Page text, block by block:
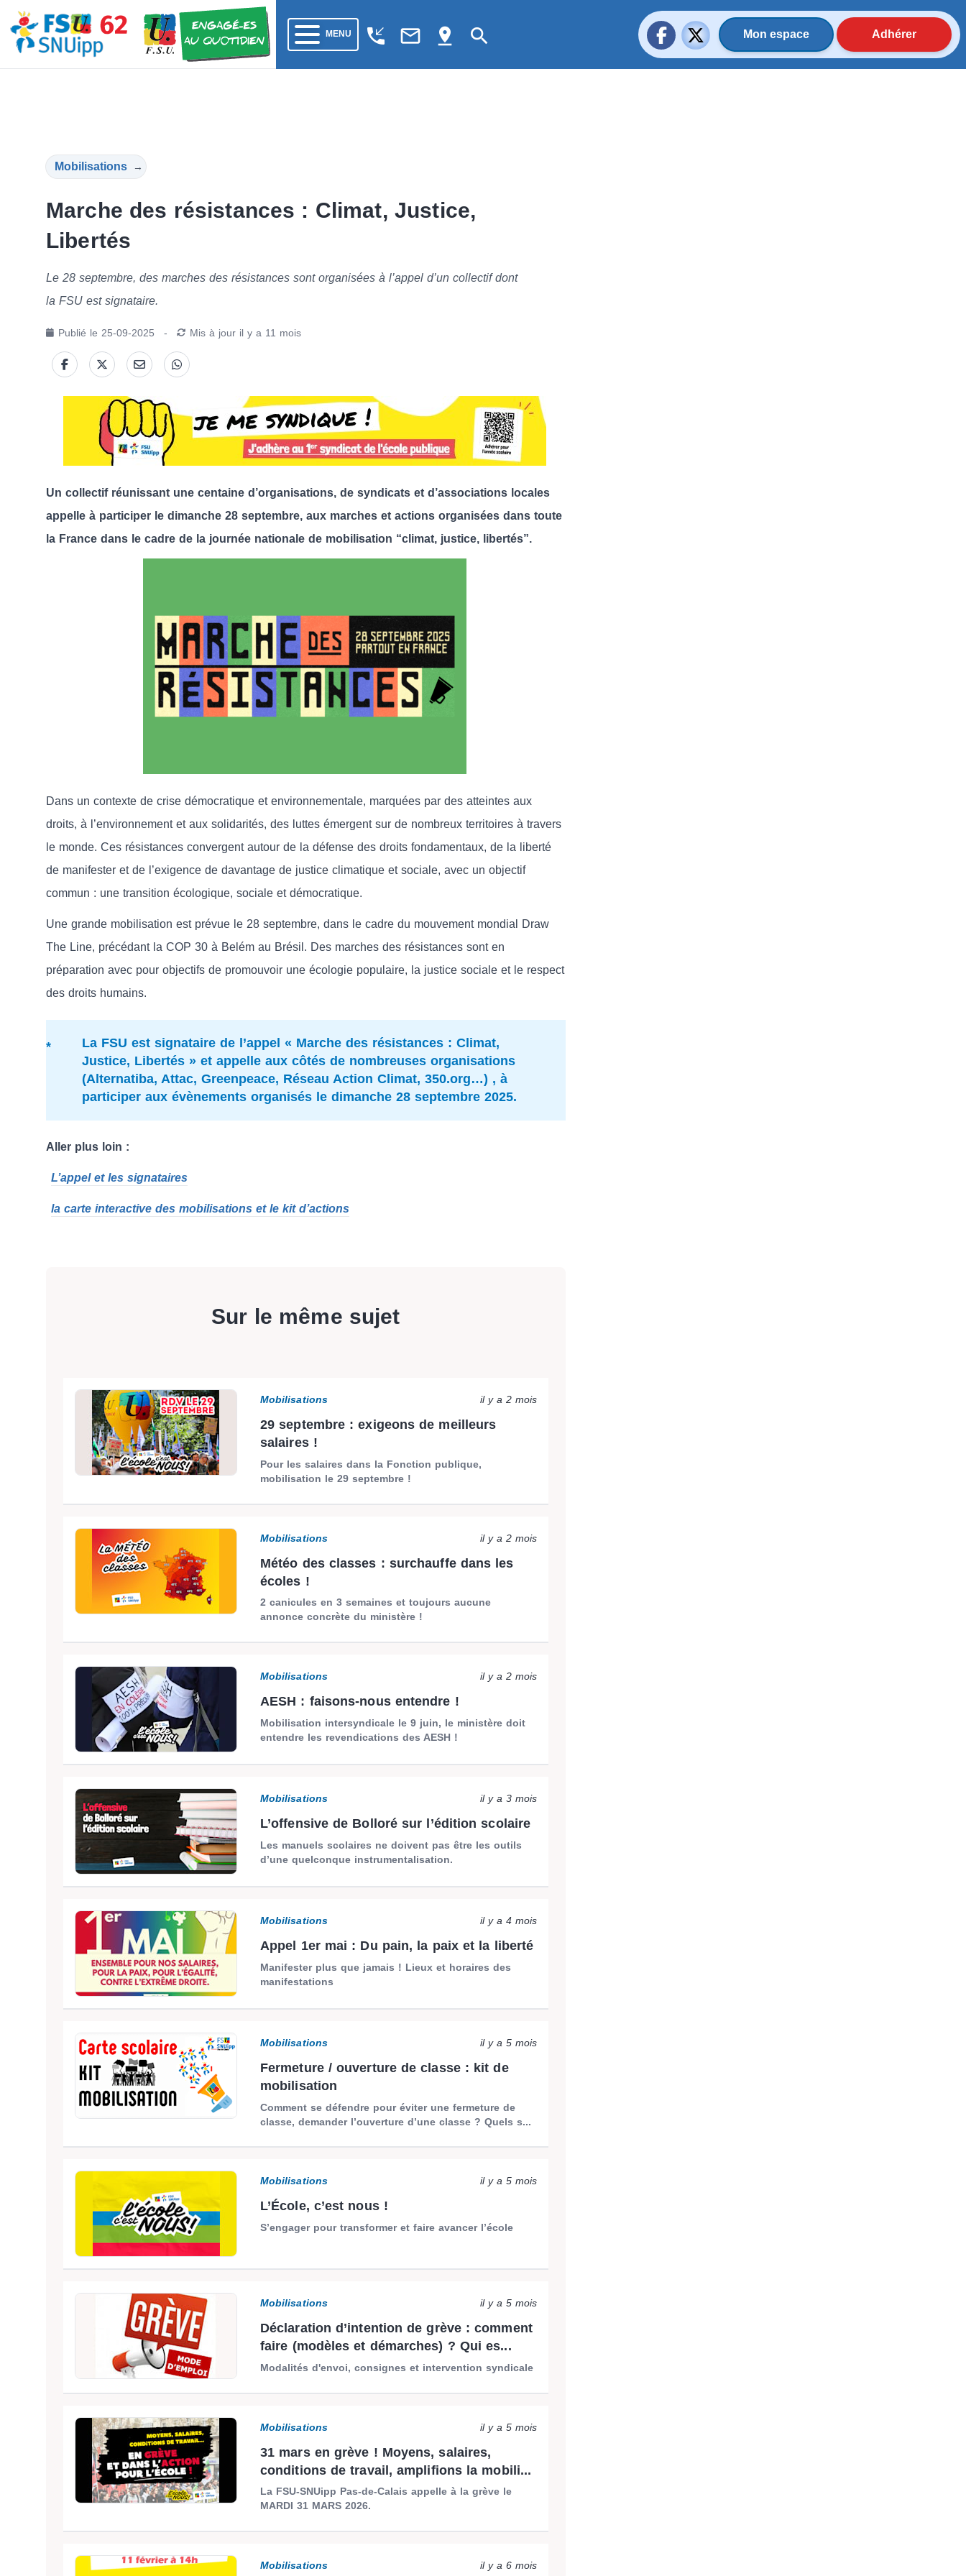
MENU phone_callback mail_outline pin_drop search Mon espace Adhérer
Mobilisations →
Marche des résistances : Climat, Justice,
Libertés
Le 28 septembre, des marches des résistances sont organisées à l’appel d’un collectif dont
la FSU est signataire.
Publié le 25-09-2025 - Mis à jour il y a 11 mois
Un collectif réunissant une centaine d’organisations, de syndicats et d’associations locales
appelle à participer le dimanche 28 septembre, aux marches et actions organisées dans toute
la France dans le cadre de la journée nationale de mobilisation “climat, justice, libertés”.
Dans un contexte de crise démocratique et environnementale, marquées par des atteintes aux
droits, à l’environnement et aux solidarités, des luttes émergent sur de nombreux territoires à travers
le monde. Ces résistances convergent autour de la défense des droits fondamentaux, de la liberté
de manifester et de l’exigence de davantage de justice climatique et sociale, avec un objectif
commun : une transition écologique, sociale et démocratique.
Une grande mobilisation est prévue le 28 septembre, dans le cadre du mouvement mondial Draw
The Line, précédant la COP 30 à Belém au Brésil. Des marches des résistances sont en
préparation avec pour objectifs de promouvoir une écologie populaire, la justice sociale et le respect
des droits humains.
La FSU est signataire de l’appel « Marche des résistances : Climat,
Justice, Libertés » et appelle aux côtés de nombreuses organisations
(Alternatiba, Attac, Greenpeace, Réseau Action Climat, 350.org…) , à
participer aux évènements organisés le dimanche 28 septembre 2025.
Aller plus loin :
L’appel et les signataires
la carte interactive des mobilisations et le kit d’actions
Sur le même sujet
Mobilisations il y a 2 mois
29 septembre : exigeons de meilleurs
salaires !
Pour les salaires dans la Fonction publique,
mobilisation le 29 septembre !
Mobilisations il y a 2 mois
Météo des classes : surchauffe dans les
écoles !
2 canicules en 3 semaines et toujours aucune
annonce concrète du ministère !
Mobilisations il y a 2 mois
AESH : faisons-nous entendre !
Mobilisation intersyndicale le 9 juin, le ministère doit
entendre les revendications des AESH !
Mobilisations il y a 3 mois
L’offensive de Bolloré sur l’édition scolaire
Les manuels scolaires ne doivent pas être les outils
d’une quelconque instrumentalisation.
Mobilisations il y a 4 mois
Appel 1er mai : Du pain, la paix et la liberté
Manifester plus que jamais ! Lieux et horaires des
manifestations
Mobilisations il y a 5 mois
Fermeture / ouverture de classe : kit de
mobilisation
Comment se défendre pour éviter une fermeture de
classe, demander l’ouverture d’une classe ? Quels s...
Mobilisations il y a 5 mois
L’École, c’est nous !
S’engager pour transformer et faire avancer l’école
Mobilisations il y a 5 mois
Déclaration d’intention de grève : comment
faire (modèles et démarches) ? Qui es...
Modalités d'envoi, consignes et intervention syndicale
Mobilisations il y a 5 mois
31 mars en grève ! Moyens, salaires,
conditions de travail, amplifions la mobili...
La FSU-SNUipp Pas-de-Calais appelle à la grève le
MARDI 31 MARS 2026.
Mobilisations il y a 6 mois